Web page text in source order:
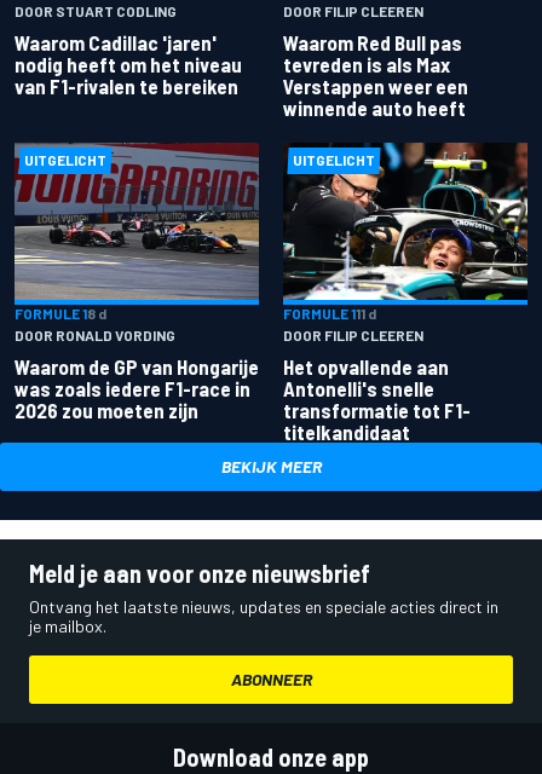
DOOR STUART CODLING
Waarom Cadillac 'jaren'
nodig heeft om het niveau
van F1-rivalen te bereiken
DOOR FILIP CLEEREN
Waarom Red Bull pas
tevreden is als Max
Verstappen weer een
winnende auto heeft
UITGELICHT
FORMULE 18 d
DOOR RONALD VORDING
Waarom de GP van Hongarije
was zoals iedere F1-race in
2026 zou moeten zijn
UITGELICHT
FORMULE 111 d
DOOR FILIP CLEEREN
Het opvallende aan
Antonelli's snelle
transformatie tot F1-
titelkandidaat
BEKIJK MEER
Meld je aan voor onze nieuwsbrief
Ontvang het laatste nieuws, updates en speciale acties direct in
je mailbox.
ABONNEER
Download onze app